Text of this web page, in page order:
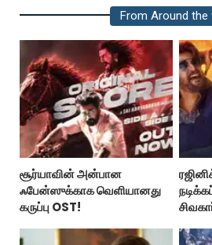
From Around the
சூர்யாவின் அன்பான
ஃபேன்ஸுக்காக வெளியானது
கருப்பு OST!